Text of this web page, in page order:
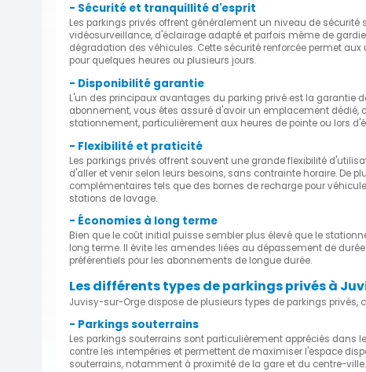
- Sécurité et tranquillité d'esprit
Les parkings privés offrent généralement un niveau de
vidéosurveillance, d'éclairage adapté et parfois même de
dégradation des véhicules. Cette sécurité renforcée permet
pour quelques heures ou plusieurs jours.
- Disponibilité garantie
L'un des principaux avantages du parking privé est la garantie
abonnement, vous êtes assuré d'avoir un emplacement dédié,
stationnement, particulièrement aux heures de pointe ou lors
- Flexibilité et praticité
Les parkings privés offrent souvent une grande flexibilité
d'aller et venir selon leurs besoins, sans contrainte horaire. De
complémentaires tels que des bornes de recharge pour
stations de lavage.
- Économies à long terme
Bien que le coût initial puisse sembler plus élevé que le
long terme. Il évite les amendes liées au dépassement de
préférentiels pour les abonnements de longue durée.
Les différents types de parkings privés à
Juvisy-sur-Orge dispose de plusieurs types de parkings
- Parkings souterrains
Les parkings souterrains sont particulièrement appréciés dans
contre les intempéries et permettent de maximiser l'espace
souterrains, notamment à proximité de la gare et du centre-ville.